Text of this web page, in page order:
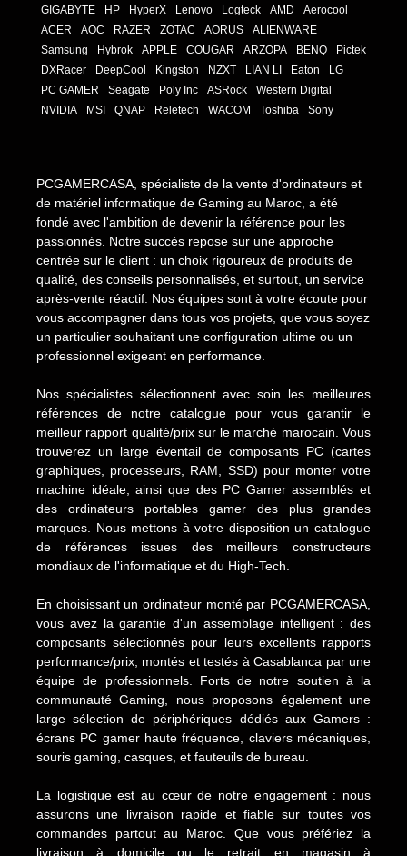
GIGABYTE
HP HyperX Lenovo Logteck AMD
Aerocool
ACER
AOC RAZER ZOTAC AORUS
ALIENWARE
Samsung
Hybrok APPLE COUGAR ARZOPA BENQ
Pictek
DXRacer
DeepCool Kingston NZXT LIAN LI Eaton
LG
PC GAMER
Seagate Poly Inc ASRock
Western Digital
NVIDIA
MSI QNAP Reletech WACOM Toshiba Sony
PCGAMERCASA, spécialiste de la vente d'ordinateurs et
de matériel informatique de Gaming au Maroc, a été
fondé avec l'ambition de devenir la référence pour les
passionnés. Notre succès repose sur une approche
centrée sur le client : un choix rigoureux de produits de
qualité, des conseils personnalisés, et surtout, un service
après-vente réactif. Nos équipes sont à votre écoute pour
vous accompagner dans tous vos projets, que vous soyez
un particulier souhaitant une configuration ultime ou un
professionnel exigeant en performance.
Nos spécialistes sélectionnent avec soin les meilleures
références de notre catalogue pour vous garantir le
meilleur rapport qualité/prix sur le marché marocain. Vous
trouverez un large éventail de composants PC (cartes
graphiques, processeurs, RAM, SSD) pour monter votre
machine idéale, ainsi que des PC Gamer assemblés et
des ordinateurs portables gamer des plus grandes
marques. Nous mettons à votre disposition un catalogue
de références issues des meilleurs constructeurs
mondiaux de l'informatique et du High-Tech.
En choisissant un ordinateur monté par PCGAMERCASA,
vous avez la garantie d'un assemblage intelligent : des
composants sélectionnés pour leurs excellents rapports
performance/prix, montés et testés à Casablanca par une
équipe de professionnels. Forts de notre soutien à la
communauté Gaming, nous proposons également une
large sélection de périphériques dédiés aux Gamers :
écrans PC gamer haute fréquence, claviers mécaniques,
souris gaming, casques, et fauteuils de bureau.
La logistique est au cœur de notre engagement : nous
assurons une livraison rapide et fiable sur toutes vos
commandes partout au Maroc. Que vous préfériez la
livraison à domicile ou le retrait en magasin à